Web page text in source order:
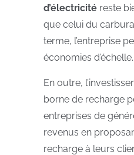
d’électricité reste
que celui du
terme, l’entreprise
économies d’échelle.
En outre,
borne de recharge
entreprises de
revenus en
recharge à leurs